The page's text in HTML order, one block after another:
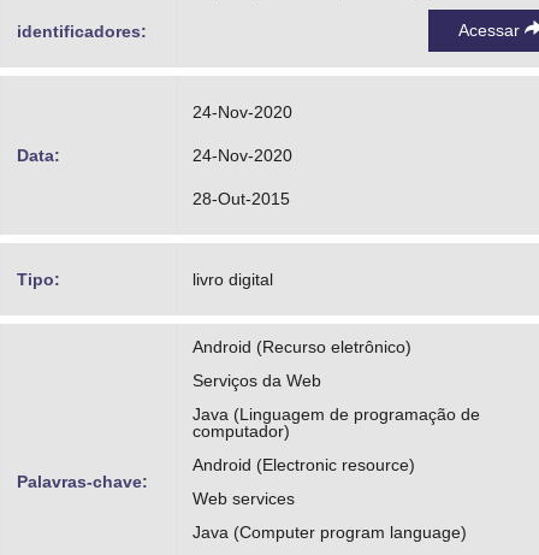
identificadores: Acessar
Data:
24-Nov-2020
24-Nov-2020
28-Out-2015
Tipo: livro digital
Palavras-chave:
Android (Recurso eletrônico)
Serviços da Web
Java (Linguagem de programação de
computador)
Android (Electronic resource)
Web services
Java (Computer program language)